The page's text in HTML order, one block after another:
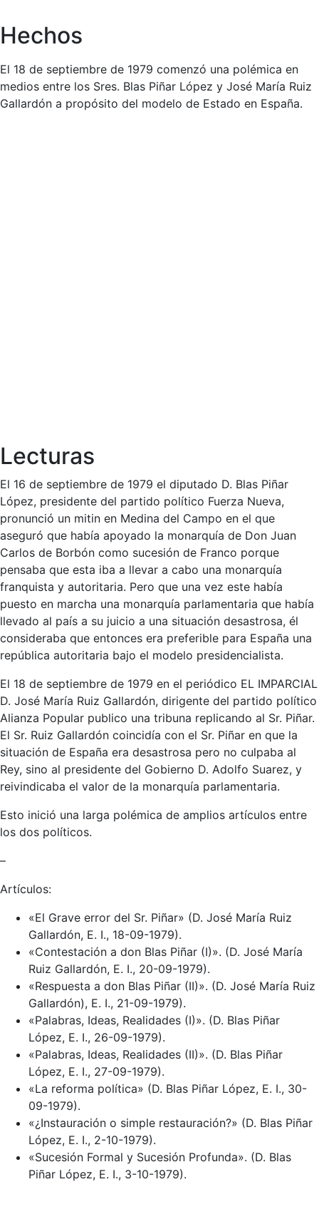
Hechos
El 18 de septiembre de 1979 comenzó una polémica en
medios entre los Sres. Blas Piñar López y José María Ruiz
Gallardón a propósito del modelo de Estado en España.
Lecturas
El 16 de septiembre de 1979 el diputado D. Blas Piñar
López, presidente del partido político Fuerza Nueva,
pronunció un mitin en Medina del Campo en el que
aseguró que había apoyado la monarquía de Don Juan
Carlos de Borbón como sucesión de Franco porque
pensaba que esta iba a llevar a cabo una monarquía
franquista y autoritaria. Pero que una vez este había
puesto en marcha una monarquía parlamentaria que había
llevado al país a su juicio a una situación desastrosa, él
consideraba que entonces era preferible para España una
república autoritaria bajo el modelo presidencialista.
El 18 de septiembre de 1979 en el periódico EL IMPARCIAL
D. José María Ruiz Gallardón, dirigente del partido político
Alianza Popular publico una tribuna replicando al Sr. Piñar.
El Sr. Ruiz Gallardón coincidía con el Sr. Piñar en que la
situación de España era desastrosa pero no culpaba al
Rey, sino al presidente del Gobierno D. Adolfo Suarez, y
reivindicaba el valor de la monarquía parlamentaria.
Esto inició una larga polémica de amplios artículos entre
los dos políticos.
–
Artículos:
«El Grave error del Sr. Piñar» (D. José María Ruiz
Gallardón, E. I., 18-09-1979).
«Contestación a don Blas Piñar (I)». (D. José María
Ruiz Gallardón, E. I., 20-09-1979).
«Respuesta a don Blas Piñar (II)». (D. José María Ruiz
Gallardón), E. I., 21-09-1979).
«Palabras, Ideas, Realidades (I)». (D. Blas Piñar
López, E. I., 26-09-1979).
«Palabras, Ideas, Realidades (II)». (D. Blas Piñar
López, E. I., 27-09-1979).
«La reforma política» (D. Blas Piñar López, E. I., 30-
09-1979).
«¿Instauración o simple restauración?» (D. Blas Piñar
López, E. I., 2-10-1979).
«Sucesión Formal y Sucesión Profunda». (D. Blas
Piñar López, E. I., 3-10-1979).